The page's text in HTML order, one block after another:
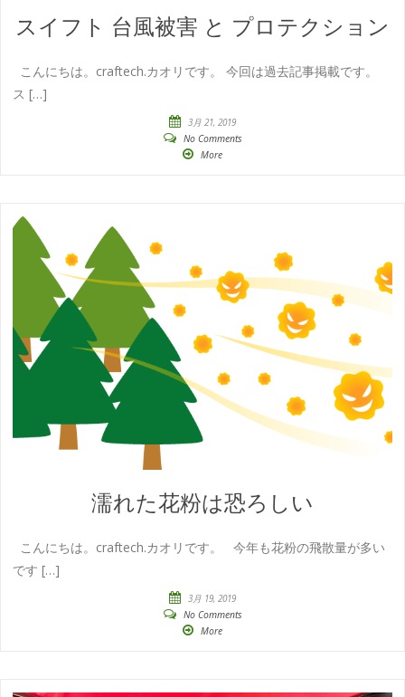
スイフト 台風被害 と プロテクション
こんにちは。craftech.カオリです。 今回は過去記事掲載です。
ス […]
3月 21, 2019
No Comments
More
濡れた花粉は恐ろしい
こんにちは。craftech.カオリです。 今年も花粉の飛散量が多い
です […]
3月 19, 2019
No Comments
More